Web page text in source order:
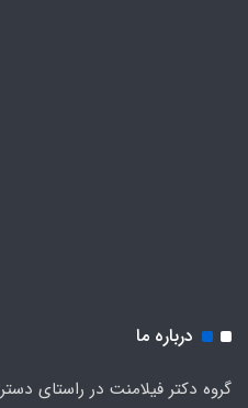
درباره ما
گروه دکتر فیلامنت در راستای